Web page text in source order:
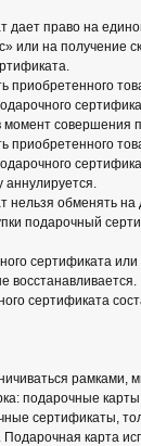
дает право на
или на получение
приобретенного
момент совершения
приобретенного
аннулируется.
нельзя обменять на
подарочный
сертификата
восстанавливается.
сертификата
рамками,
подарочные
сертификаты,
карта